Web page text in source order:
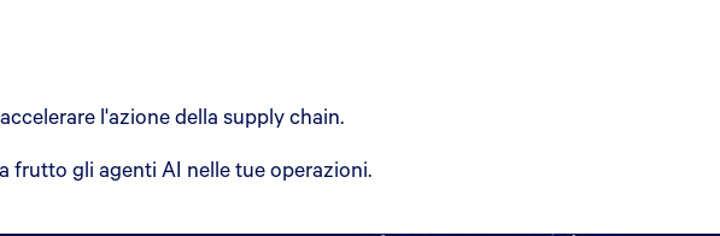
l'azione della supply chain.
frutto gli agenti AI nelle tue operazioni.